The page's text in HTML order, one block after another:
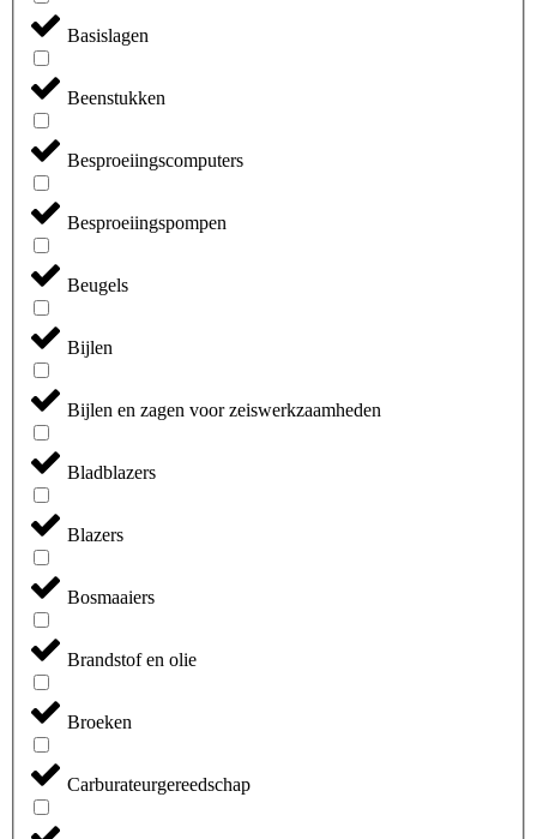
Basislagen
Beenstukken
Besproeiingscomputers
Besproeiingspompen
Beugels
Bijlen
Bijlen en zagen voor zeiswerkzaamheden
Bladblazers
Blazers
Bosmaaiers
Brandstof en olie
Broeken
Carburateurgereedschap